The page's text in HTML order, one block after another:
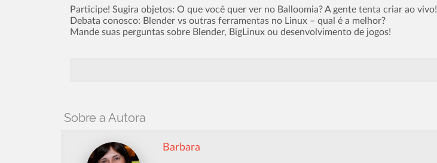
Participe! Sugira objetos: O que você quer ver no Balloomia? A gente tenta criar ao vivo!
Debata conosco: Blender vs outras ferramentas no Linux – qual é a melhor?
Mande suas perguntas sobre Blender, BigLinux ou desenvolvimento de jogos!
Sobre a Autora
Barbara